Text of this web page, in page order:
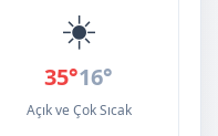
☀️
35°16°
Açık ve Çok Sıcak